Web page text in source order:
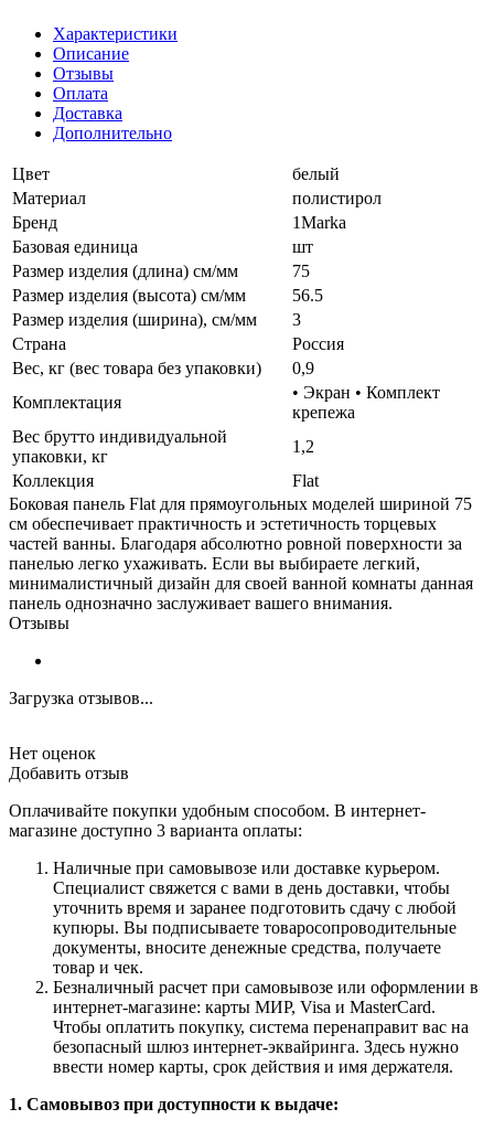
Характеристики
Описание
Отзывы
Оплата
Доставка
Дополнительно
Цвет
белый
Материал
полистирол
Бренд
1Marka
Базовая единица
шт
Размер изделия (длина) см/мм
75
Размер изделия (высота) см/мм
56.5
Размер изделия (ширина), см/мм
3
Страна
Россия
Вес, кг (вес товара без упаковки)
0,9
Комплектация
• Экран • Комплект
крепежа
Вес брутто индивидуальной
упаковки, кг
1,2
Коллекция
Flat
Боковая панель Flat для прямоугольных моделей шириной 75
см обеспечивает практичность и эстетичность торцевых
частей ванны. Благодаря абсолютно ровной поверхности за
панелью легко ухаживать. Если вы выбираете легкий,
минималистичный дизайн для своей ванной комнаты данная
панель однозначно заслуживает вашего внимания.
Отзывы
Загрузка отзывов...
Нет оценок
Добавить отзыв
Оплачивайте покупки удобным способом. В интернет-
магазине доступно 3 варианта оплаты:
Наличные при самовывозе или доставке курьером.
Специалист свяжется с вами в день доставки, чтобы
уточнить время и заранее подготовить сдачу с любой
купюры. Вы подписываете товаросопроводительные
документы, вносите денежные средства, получаете
товар и чек.
Безналичный расчет при самовывозе или оформлении в
интернет-магазине: карты МИР, Visa и MasterCard.
Чтобы оплатить покупку, система перенаправит вас на
безопасный шлюз интернет-эквайринга. Здесь нужно
ввести номер карты, срок действия и имя держателя.
1. Самовывоз при доступности к выдаче: